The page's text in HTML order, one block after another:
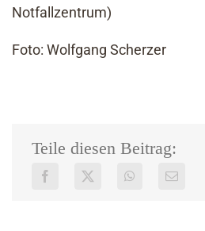
Notfallzentrum)
Foto: Wolfgang Scherzer
Teile diesen Beitrag: